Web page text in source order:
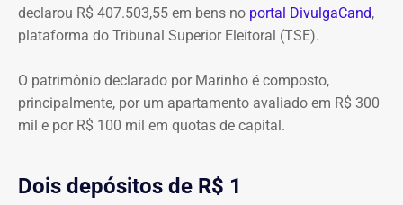
declarou R$ 407.503,55 em bens no portal DivulgaCand,
plataforma do Tribunal Superior Eleitoral (TSE).
O patrimônio declarado por Marinho é composto,
principalmente, por um apartamento avaliado em R$ 300
mil e por R$ 100 mil em quotas de capital.
Dois depósitos de R$ 1